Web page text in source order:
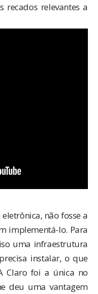
recados relevantes a
não fosse a
implementá-lo. Para
uma infraestrutura
instalar, o que
Claro foi a única no
deu uma vantagem